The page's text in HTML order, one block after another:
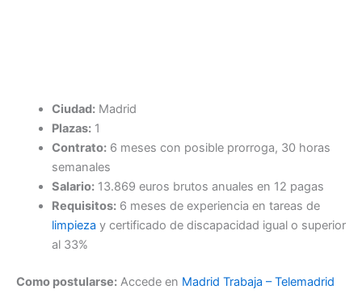
Ciudad:Madrid
Plazas:1
Contrato:6 meses con posible prorroga, 30 horas
semanales
Salario:13.869 euros brutos anuales en 12 pagas
Requisitos:6 meses de experiencia en tareas de
limpieza y certificado de discapacidad igual o superior
al 33%
Como postularse: Accede en Madrid Trabaja – Telemadrid